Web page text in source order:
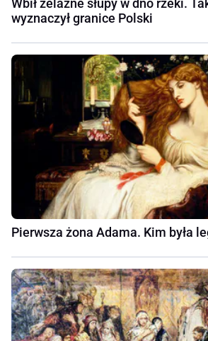
Wbił żelazne słupy w dno rzeki.
wyznaczył granice Polski
Pierwsza żona Adama. Kim była